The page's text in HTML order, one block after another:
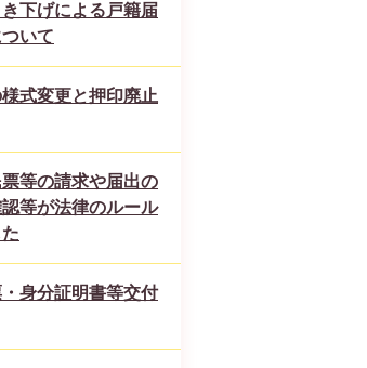
下げによる戸籍届
いて
式変更と押印廃止
等の請求や届出の
等が法律のルール
身分証明書等交付